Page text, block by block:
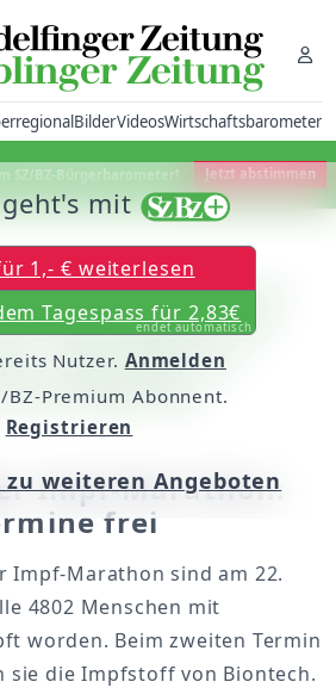
BilderVideosWirtschaftsbarometer
SZ/BZ-Bürgerbarometer! Jetzt abstimmen
der Stadthalle gibt es
Impf-Angebote mit
/ Impf-Aktion am
Breuningerland
Impf-Marathon:
frei
Impf-Marathon sind am 22.
4802 Menschen mit
worden. Beim zweiten Termin
sie die Impfstoff von Biontech.
mit
1,- € weiterlesen
Tagespass für 2,83€
endet automatisch
Nutzer. Anmelden
BZ-Premium Abonnent.
Registrieren
weiteren Angeboten